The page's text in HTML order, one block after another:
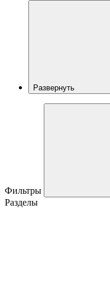
Развернуть
Фильтры
Разделы